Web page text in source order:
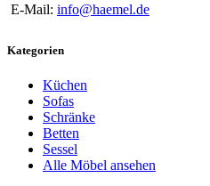
E-Mail: info@haemel.de
Kategorien
Küchen
Sofas
Schränke
Betten
Sessel
Alle Möbel ansehen